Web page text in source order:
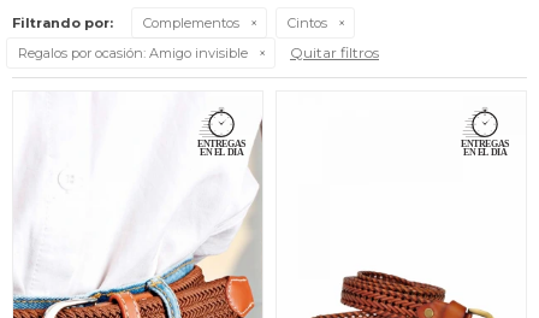
Filtrando por: Complementos
Cintos
Regalos por ocasión: Amigo invisible Quitar filtros